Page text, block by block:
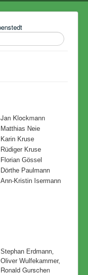
Jan Klockmann
Matthias Neie
Karin Kruse
Rüdiger Kruse
Florian Gössel
Dörthe Paulmann
Ann-Kristin Isermann
Stephan Erdmann,
Oliver Wulfekammer,
Ronald Gurschen